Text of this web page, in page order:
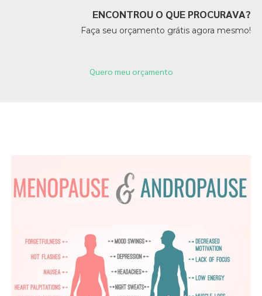
ENCONTROU O QUE PROCURAVA?
Faça seu orçamento grátis agora mesmo!
Quero meu orçamento